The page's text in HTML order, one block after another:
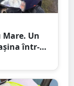
Un
într-